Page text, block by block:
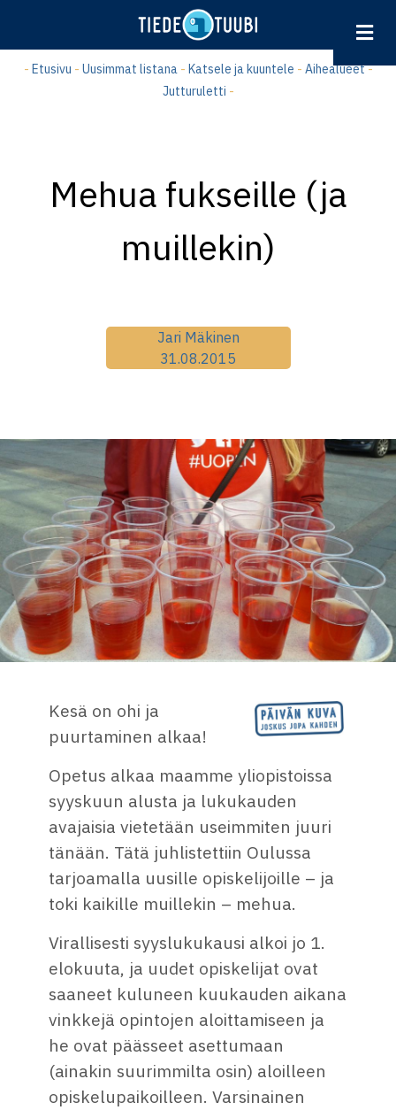
- Etusivu - Uusimmat listana- Katsele ja kuuntele - Aihealueet-
Jutturuletti -
Mehua fukseille (ja
muillekin)
Jari Mäkinen
31.08.2015
Kesä on ohi ja
puurtaminen alkaa!
Opetus alkaa maamme yliopistoissa
syyskuun alusta ja lukukauden
avajaisia vietetään useimmiten juuri
tänään. Tätä juhlistettiin Oulussa
tarjoamalla uusille opiskelijoille – ja
toki kaikille muillekin – mehua.
Virallisesti syyslukukausi alkoi jo 1.
elokuuta, ja uudet opiskelijat ovat
saaneet kuluneen kuukauden aikana
vinkkejä opintojen aloittamiseen ja
he ovat päässeet asettumaan
(ainakin suurimmilta osin) aloilleen
opiskelupaikoilleen. Varsinainen